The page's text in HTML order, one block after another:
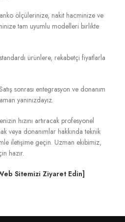
ölçülerinize, nakit hacminize ve
tam uyumlu modelleri birlikte
ürünlere, rekabetçi fiyatlarla
sonrası entegrasyon ve donanım
yanınızdayız.
hızını artıracak profesyonel
veya donanımlar hakkında teknik
iletişime geçin. Uzman ekibimiz,
hazır.
Sitemizi Ziyaret Edin]